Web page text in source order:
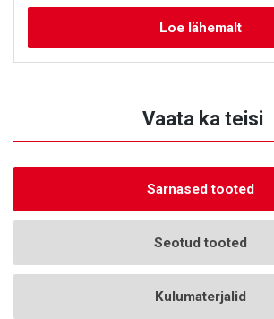
Loe lähemalt
Vaata ka teisi
Sarnased tooted
Seotud tooted
Kulumaterjalid